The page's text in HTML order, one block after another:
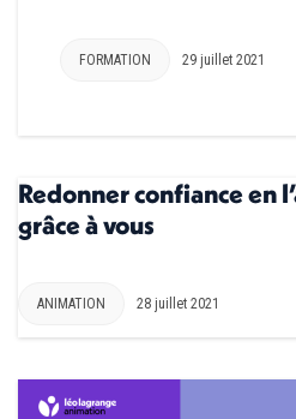
FORMATION 29 juillet 2021
Redonner confiance en
grâce à vous
ANIMATION 28 juillet 2021